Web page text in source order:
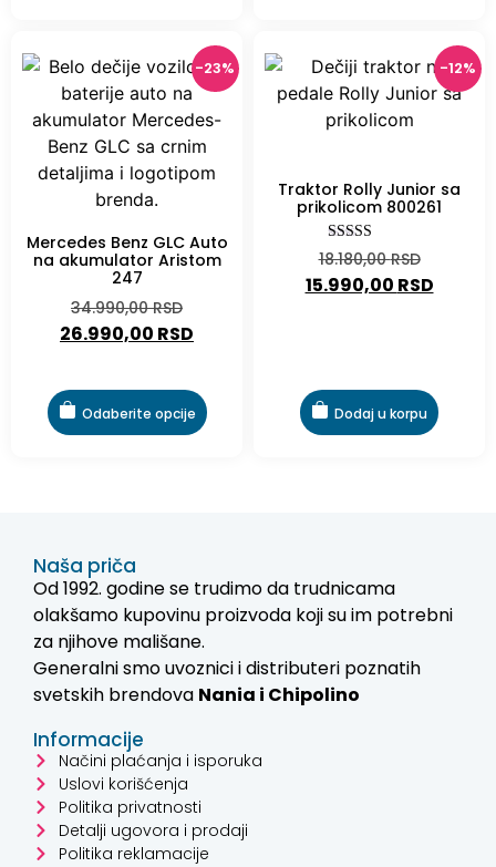
Mercedes Benz GLC Auto
na akumulator Aristom
247
34.990,00 RSD
26.990,00 RSD
Odaberite opcije
-12%
Traktor Rolly Junior sa
prikolicom 800261
Ocenjeno sa
5.00
od 5
18.180,00RSD
15.990,00RSD
za njihove mališane.
Generalni smo uvoznici i distributeri poznatih
svetskih brendovaNania iChipolino
Informacije
Načini plaćanja i isporuka
Politika privatnosti
Detalji ugovora i prodaji
Politika reklamacije
Kako kupovati
Povraćaj PDV-a
Blog